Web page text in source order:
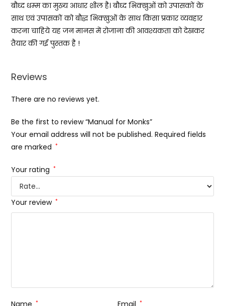
बौध्द धम्म का मुख्य आधार शील है। बौध्द भिक्खुओं को उपासकों के
साथ एवं उपासकों को बौद्ध भिक्खुओं के साथ किसा प्रकार व्यवहार
करना चाहिये यह जन मानस में रोजाना की आवश्यकता को देखकर
तैयार की गई पुस्तक है !
Reviews
There are no reviews yet.
Be the first to review “Manual for Monks”
Your email address will not be published. Required fields
are marked *
Your rating *
Your review *
Name * Email *